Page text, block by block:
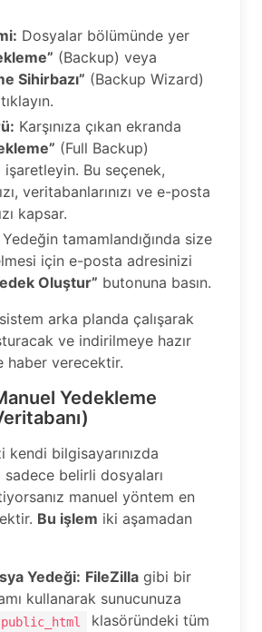
Dosyalar bölümünde yer
(Backup) veya
Sihirbazı” (Backup Wizard)
Karşınıza çıkan ekranda
(Full Backup)
işaretleyin. Bu seçenek,
veritabanlarınızı ve e-posta
kapsar.
Yedeğin tamamlandığında size
için e-posta adresinizi
Oluştur” butonuna basın.
arka planda çalışarak
ve indirilmeye hazır
haber verecektir.
Yedekleme
kendi bilgisayarınızda
belirli dosyaları
manuel yöntem en
Bu işlem iki aşamadan
Yedeği: FileZilla gibi bir
kullanarak sunucunuza
public_html
klasöründeki tüm